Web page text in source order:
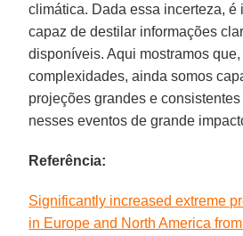
climática. Dada essa incerteza, é
capaz de destilar informações
disponíveis. Aqui mostramos
complexidades, ainda somos
projeções grandes e
nesses eventos de grande
Referência:
Significantly increased extreme
in Europe and North America